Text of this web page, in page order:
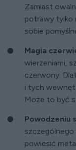
Zamiast
potrawy tylko
sobie
Magia
wierzeniami,
czerwony.
i tych
Może to być
Powodzeniu
powiesić